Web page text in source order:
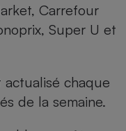
Carrefour
Super U et
actualisé chaque
de la semaine.